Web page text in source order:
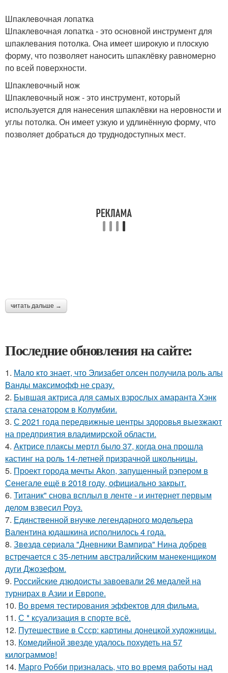
Шпаклевочная лопатка
Шпаклевочная лопатка - это основной инструмент для
шпаклевания потолка. Она имеет широкую и плоскую
форму, что позволяет наносить шпаклёвку равномерно
по всей поверхности.
Шпаклевочный нож
Шпаклевочный нож - это инструмент, который
используется для нанесения шпаклёвки на неровности и
углы потолка. Он имеет узкую и удлинённую форму, что
позволяет добраться до труднодоступных мест.
читать дальше →
Последние обновления на сайте:
1. Мало кто знает, что Элизабет олсен получила роль алы
Ванды максимофф не сразу.
2. Бывшая актриса для самых взрослых амаранта Хэнк
стала сенатором в Колумбии.
3. С 2021 года передвижные центры здоровья выезжают
на предприятия владимирской области.
4. Актрисе плаксы мертл было 37, когда она прошла
кастинг на роль 14-летней призрачной школьницы.
5. Проект города мечты Akon, запущенный рэпером в
Сенегале ещё в 2018 году, официально закрыт.
6. Титаник" снова всплыл в ленте - и интернет первым
делом взвесил Роуз.
7. Единственной внучке легендарного модельера
Валентина юдашкина исполнилось 4 года.
8. Звeздa сериала "Дневники Вампира" Нина добрев
встречается с 35-летним австралийским манекенщиком
дуги Джозефом.
9. Российские дзюдоисты завоевали 26 медалей на
турнирах в Азии и Европе.
10. Во время тестирования эффектов для фильма.
11. С * ксуализация в спорте всё.
12. Путешествие в Ссср: картины донецкой художницы.
13. Комедийной звезде удалось похудеть на 57
килограммов!
14. Марго Робби призналась, что во время работы над